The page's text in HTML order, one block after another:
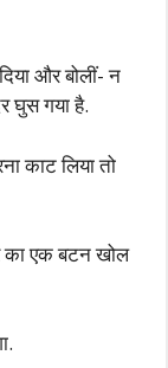
और बोलीं- न
घुस गया है.
काट लिया तो
का एक बटन खोल